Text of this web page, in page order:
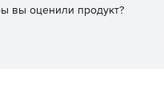
габаритам отверстий с
вы оценили продукт?